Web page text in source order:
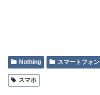
Nothing スマートフォン
スマホ